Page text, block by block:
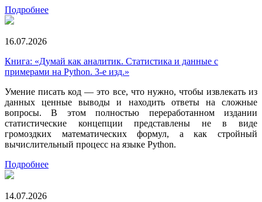
Подробнее
16.07.2026
Книга: «Думай как аналитик. Статистика и данные с
примерами на Python. 3-е изд.»
Умение писать код — это все, что нужно, чтобы извлекать из
данных ценные выводы и находить ответы на сложные
вопросы. В этом полностью переработанном издании
статистические концепции представлены не в виде
громоздких математических формул, а как стройный
вычислительный процесс на языке Python.
Подробнее
14.07.2026